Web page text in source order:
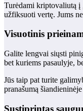
Turėdami kriptovaliutą į
užfiksuoti vertę. Jums
Visuotinis
Galite lengvai siųsti
bet kuriems pasaulyje,
Jūs taip pat turite
pranašumą
Sustiprintas